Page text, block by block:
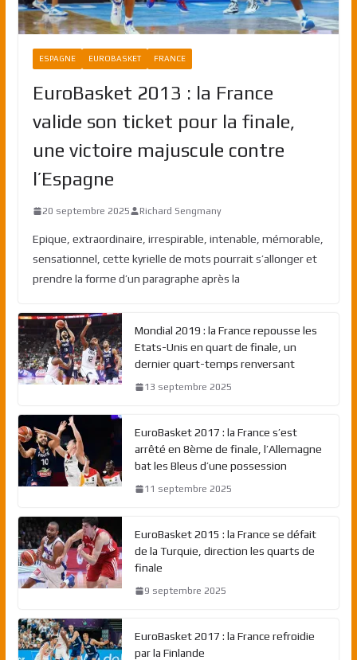
ESPAGNE EUROBASKET FRANCE
EuroBasket 2013 : la France
valide son ticket pour la finale,
une victoire majuscule contre
l’Espagne
20 septembre 2025 Richard Sengmany
Epique, extraordinaire, irrespirable, intenable, mémorable,
sensationnel, cette kyrielle de mots pourrait s’allonger et
prendre la forme d’un paragraphe après la
Mondial 2019 : la France repousse les
Etats-Unis en quart de finale, un
dernier quart-temps renversant
13 septembre 2025
EuroBasket 2017 : la France s’est
arrêté en 8ème de finale, l’Allemagne
bat les Bleus d’une possession
11 septembre 2025
EuroBasket 2015 : la France se défait
de la Turquie, direction les quarts de
finale
9 septembre 2025
EuroBasket 2017 : la France refroidie
par la Finlande